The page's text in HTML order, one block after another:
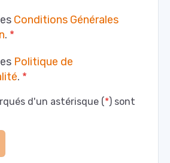
Conditions Générales
. *
Politique de
. *
d'un astérisque (*) sont